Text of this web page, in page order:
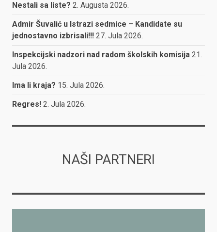
Nestali sa liste? 2. Augusta 2026.
Admir Šuvalić u Istrazi sedmice – Kandidate su
jednostavno izbrisali!!! 27. Jula 2026.
Inspekcijski nadzori nad radom školskih komisija 21.
Jula 2026.
Ima li kraja? 15. Jula 2026.
Regres! 2. Jula 2026.
NAŠI PARTNERI